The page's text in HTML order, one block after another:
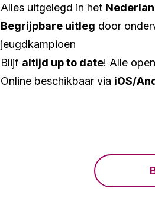
Alles uitgelegd in het
Begrijpbare uitleg door
jeugdkampioen
Blijf altijd up to date! Alle
Online beschikbaar via iOS/